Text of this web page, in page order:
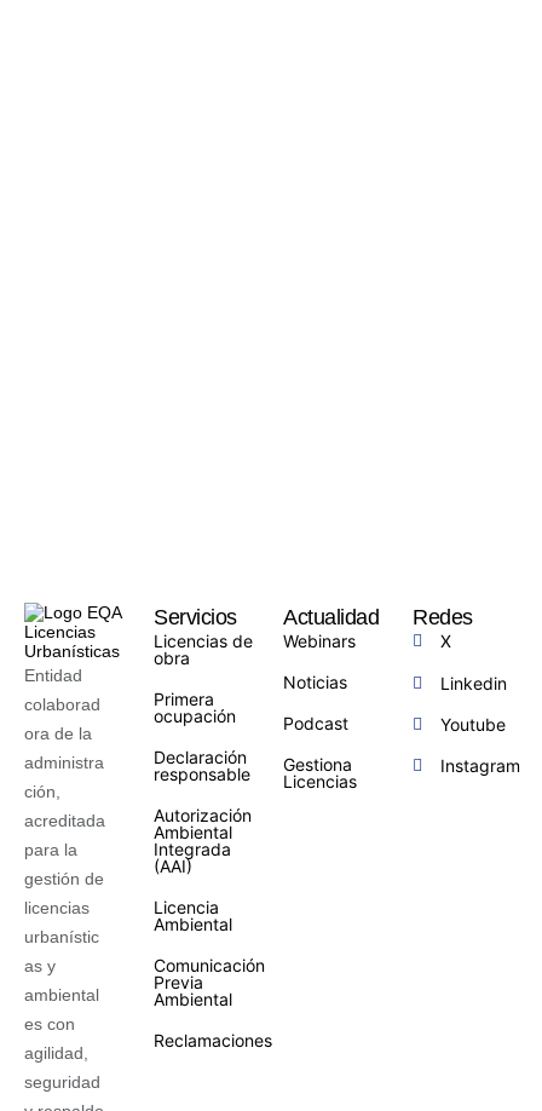
Entidad
colaborad
ora de la
administra
ción,
acreditada
para la
gestión de
licencias
urbanístic
as y
ambiental
es con
agilidad,
seguridad
Servicios
Licencias de
obra
Primera
ocupación
Declaración
responsable
Autorización
Ambiental
Integrada
(AAI)
Licencia
Ambiental
Comunicación
Previa
Ambiental
Reclamaciones
Actualidad
Webinars
Noticias
Podcast
Gestiona
Licencias
Redes
X
Linkedin
Youtube
Instagram